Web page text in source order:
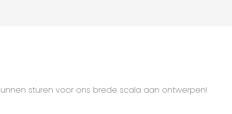
sturen voor ons brede scala aan ontwerpen!